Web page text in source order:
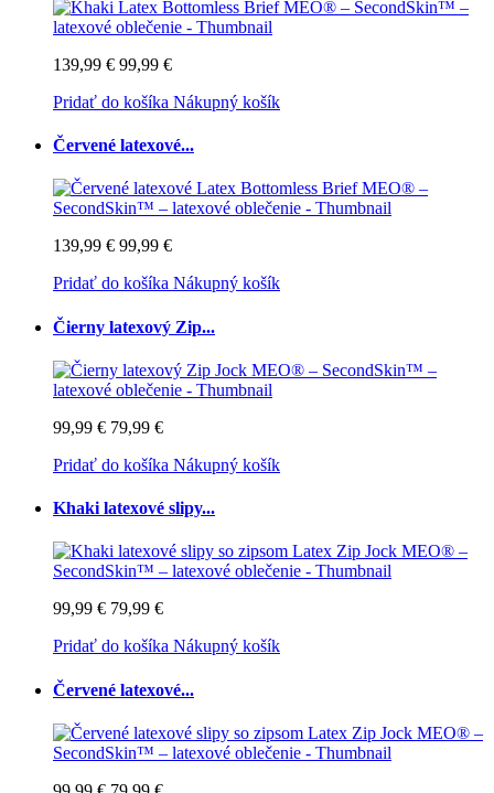
139,99 € 99,99 €
Pridať do košíka Nákupný košík
Červené latexové...
139,99 € 99,99 €
Pridať do košíka Nákupný košík
Čierny latexový Zip...
99,99 € 79,99 €
Pridať do košíka Nákupný košík
Khaki latexové slipy...
99,99 € 79,99 €
Pridať do košíka Nákupný košík
Červené latexové...